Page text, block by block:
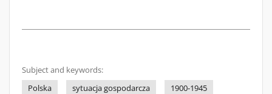
Subject and keywords:
Polska
sytuacja gospodarcza
1900-1945